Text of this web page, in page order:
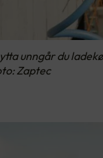
unngår du
Zaptec